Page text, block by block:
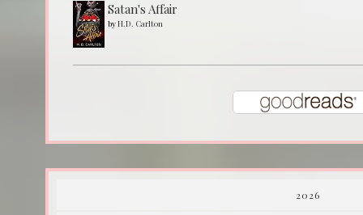
Satan's Affair
byH.D. Carlton
2026